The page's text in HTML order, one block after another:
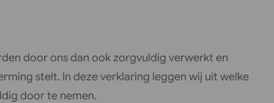
door ons dan ook zorgvuldig verwerkt en
stelt. In deze verklaring leggen wij uit welke
door te nemen.